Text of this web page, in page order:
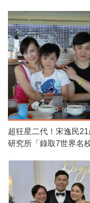
超狂星二代！宋逸民
研究所「錄取7世界名